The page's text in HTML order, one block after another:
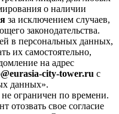
о наличии
за исключением случаев,
законодательства.
в персональных данных,
их самостоятельно,
на адрес
city-tower.ru с
данных».
ограничен по времени.
отозвать свое согласие